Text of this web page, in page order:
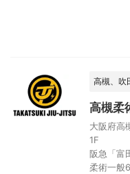
高槻、吹
高槻柔
大阪府高
1F
阪急「富
柔術一般